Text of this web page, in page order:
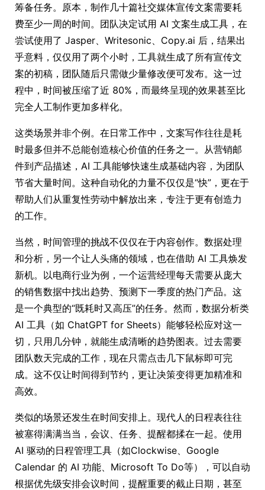
筹备任务。原本，制作几十篇社交媒体宣传文案需要耗
费至少一周的时间。团队决定试用 AI 文案生成工具，在
尝试使用了 Jasper、Writesonic、Copy.ai 后，结果出
乎意料，仅仅用了两个小时，工具就生成了所有宣传文
案的初稿，团队随后只需做少量修改便可发布。这一过
程中，时间被压缩了近 80%，而最终呈现的效果甚至比
完全人工制作更加多样化。
这类场景并非个例。在日常工作中，文案写作往往是耗
时最多但并不总能创造核心价值的任务之一。从营销邮
件到产品描述，AI 工具能够快速生成基础内容，为团队
节省大量时间。这种自动化的力量不仅仅是“快”，更在于
帮助人们从重复性劳动中解放出来，专注于更有创造力
的工作。
当然，时间管理的挑战不仅仅在于内容创作。数据处理
和分析，另一个让人头痛的领域，也在借助 AI 工具焕发
新机。以电商行业为例，一个运营经理每天需要从庞大
的销售数据中找出趋势、预测下一季度的热门产品。这
是一个典型的“既耗时又高压”的任务。然而，数据分析类
AI 工具（如 ChatGPT for Sheets）能够轻松应对这一
切，只用几分钟，就能生成清晰的趋势图表。过去需要
团队数天完成的工作，现在只需点击几下鼠标即可完
成。这不仅让时间得到节约，更让决策变得更加精准和
高效。
类似的场景还发生在时间安排上。现代人的日程表往往
被塞得满满当当，会议、任务、提醒都揉在一起。使用
AI 驱动的日程管理工具（如Clockwise、Google
Calendar 的 AI 功能、Microsoft To Do等），可以自动
根据优先级安排会议时间，提醒重要的截止日期，甚至